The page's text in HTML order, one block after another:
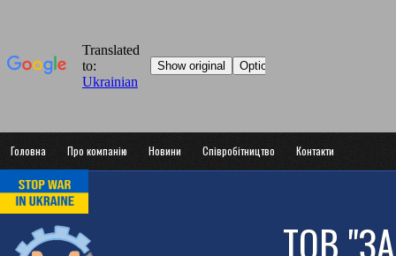
Головна Про компанію Новини Співробітництво Контакти
ТОВ